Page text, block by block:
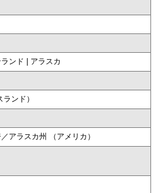
ンド | アラスカ
ンド）
アラスカ州 （アメリカ）